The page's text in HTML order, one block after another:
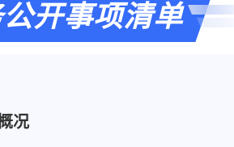
开事项清单
况